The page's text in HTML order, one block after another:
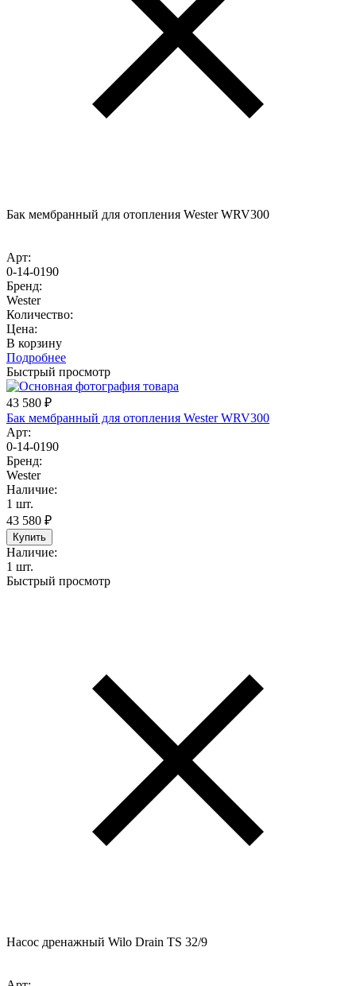
Бак мембранный для отопления Wester WRV300
Арт:
0-14-0190
Бренд:
Wester
Количество:
Цена:
В корзину
Подробнее
Быстрый просмотр
43 580 ₽
Бак мембранный для отопления Wester WRV300
Арт:
0-14-0190
Бренд:
Wester
Наличие:
1 шт.
43 580 ₽
Купить
Наличие:
1 шт.
Быстрый просмотр
Насос дренажный Wilo Drain TS 32/9